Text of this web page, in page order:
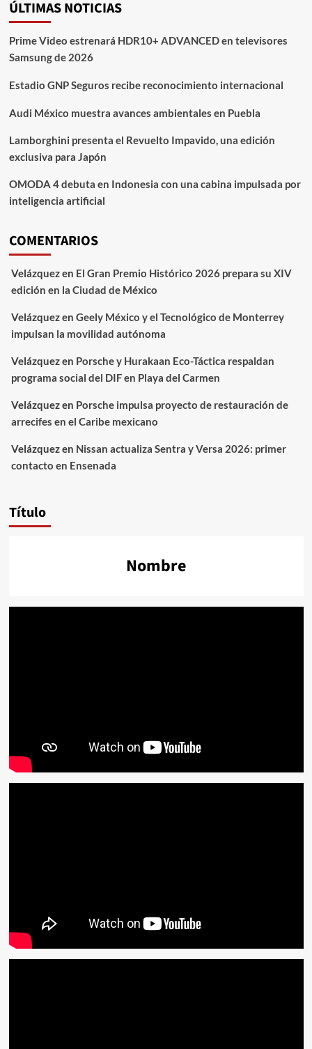
ÚLTIMAS NOTICIAS
Prime Video estrenará HDR10+ ADVANCED en televisores
Samsung de 2026
Estadio GNP Seguros recibe reconocimiento internacional
Audi México muestra avances ambientales en Puebla
Lamborghini presenta el Revuelto Impavido, una edición
exclusiva para Japón
OMODA 4 debuta en Indonesia con una cabina impulsada por
inteligencia artificial
COMENTARIOS
Velázquezen El Gran Premio Histórico 2026 prepara su XIV
edición en la Ciudad de México
Velázquezen Geely México y el Tecnológico de Monterrey
impulsan la movilidad autónoma
Velázquezen Porsche y Hurakaan Eco-Táctica respaldan
programa social del DIF en Playa del Carmen
Velázquezen Porsche impulsa proyecto de restauración de
arrecifes en el Caribe mexicano
Velázquezen Nissan actualiza Sentra y Versa 2026: primer
contacto en Ensenada
Título
Nombre